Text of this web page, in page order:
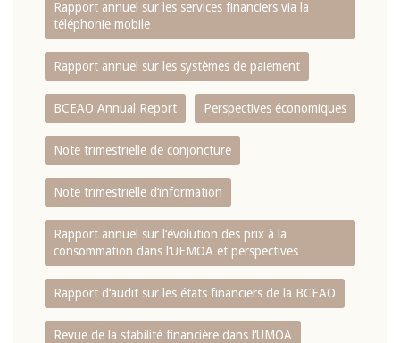
Rapport annuel sur les services financiers via la
téléphonie mobile
Rapport annuel sur les systèmes de paiement
BCEAO Annual Report Perspectives économiques
Note trimestrielle de conjoncture
Note trimestrielle d‘information
Rapport annuel sur l‘évolution des prix à la
consommation dans l‘UEMOA et perspectives
Rapport d‘audit sur les états financiers de la BCEAO
Revue de la stabilité financière dans l‘UMOA